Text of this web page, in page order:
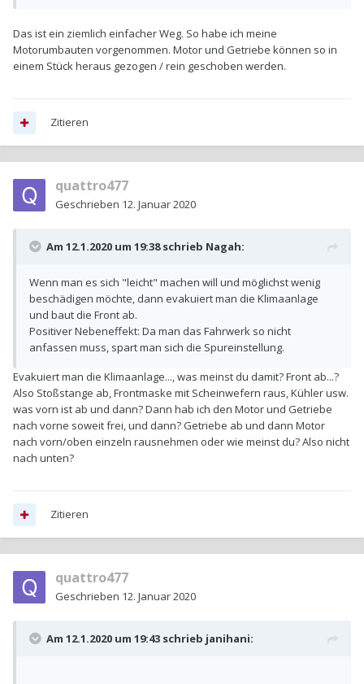
Das ist ein ziemlich einfacher Weg. So habe ich meine
Motorumbauten vorgenommen. Motor und Getriebe können so in
einem Stück heraus gezogen / rein geschoben werden.
Zitieren
quattro477
Geschrieben 12. Januar 2020
Am 12.1.2020 um 19:38 schrieb Nagah:
Wenn man es sich "leicht" machen will und möglichst wenig
beschädigen möchte, dann evakuiert man die Klimaanlage
und baut die Front ab.
Positiver Nebeneffekt: Da man das Fahrwerk so nicht
anfassen muss, spart man sich die Spureinstellung.
Evakuiert man die Klimaanlage..., was meinst du damit? Front ab...?
Also Stoßstange ab, Frontmaske mit Scheinwefern raus, Kühler usw.
was vorn ist ab und dann? Dann hab ich den Motor und Getriebe
nach vorne soweit frei, und dann? Getriebe ab und dann Motor
nach vorn/oben einzeln rausnehmen oder wie meinst du? Also nicht
nach unten?
Zitieren
quattro477
Geschrieben 12. Januar 2020
Am 12.1.2020 um 19:43 schrieb janihani: